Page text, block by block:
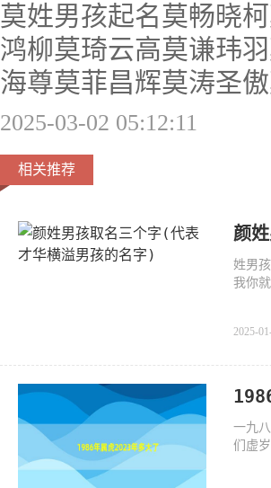
莫姓男孩起名莫畅晓
鸿柳莫琦云高莫谦玮
海尊莫菲昌辉莫涛圣
2025-03-02 05:12:11
相关推荐
颜
姓男
我你
2025-
一九
们虚